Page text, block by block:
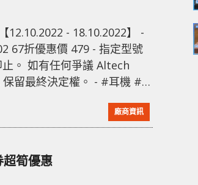
67折優惠價 479 - 指定型號
。 如有任何爭議 Altech
留最終決定權。 - #耳機 #電
廠商資訊
筍優惠